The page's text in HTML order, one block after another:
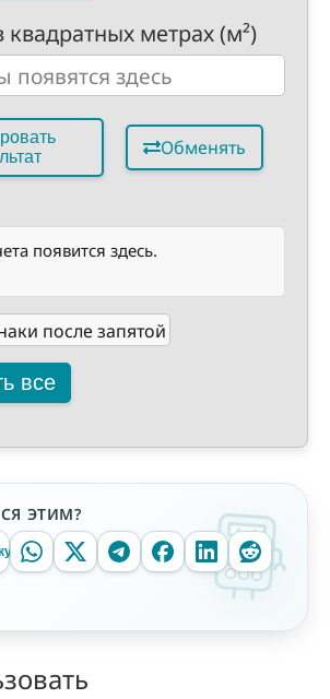
квадратных метрах (м²)
Обменять
появится здесь.
после запятой
все
ЭТИМ?